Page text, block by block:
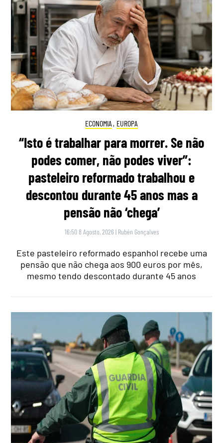
ECONOMIA , EUROPA
“Isto é trabalhar para morrer. Se não
podes comer, não podes viver”:
pasteleiro reformado trabalhou e
descontou durante 45 anos mas a
pensão não ‘chega’
16:50 8 Agosto, 2026 | Rubén Gonçalves
Este pasteleiro reformado espanhol recebe uma
pensão que não chega aos 900 euros por mês,
mesmo tendo descontado durante 45 anos